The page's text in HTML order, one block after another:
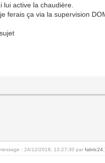
lui active la chaudière.
ferais ça via la supervision
: 24/12/2018, 13:27:30 parfabric24